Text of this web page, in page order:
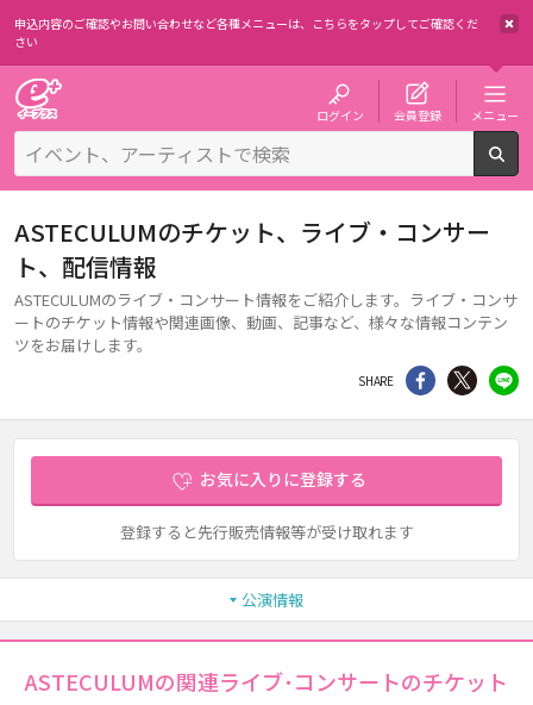
申込内容のご確認やお問い合わせなど各種メニューは、 こちらをタップしてご確認くだ
さい
ログイン 会員登録 メニュー
ASTECULUMのチケット、ライブ・コンサー
ト、配信情報
ASTECULUMのライブ・コンサート情報をご紹介します。ライブ・コンサ
ートのチケット情報や関連画像、動画、記事など、様々な情報コンテン
ツをお届けします。
SHARE シェア Twitter
お気に入りに登録する
登録すると先行販売情報等が受け取れます
公演情報
ASTECULUMの関連ライブ･コンサートのチケット